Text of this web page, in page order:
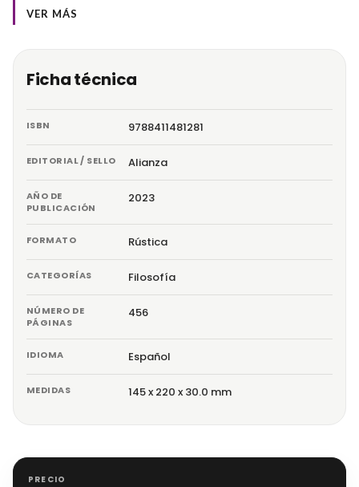
VER MÁS
Ficha técnica
ISBN 9788411481281
EDITORIAL / SELLO Alianza
AÑO DE
PUBLICACIÓN
2023
FORMATO Rústica
CATEGORÍAS Filosofía
NÚMERO DE
PÁGINAS
456
IDIOMA Español
MEDIDAS 145 x 220 x 30.0 mm
PRECIO